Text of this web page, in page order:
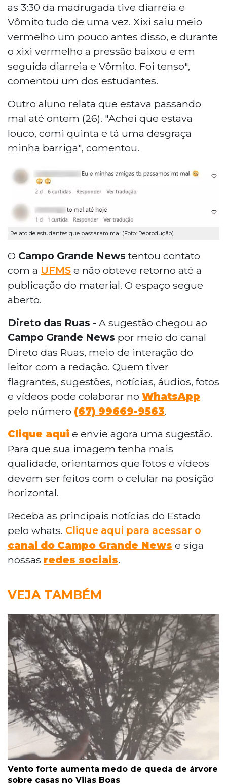
as 3:30 da madrugada tive diarreia e
Vômito tudo de uma vez. Xixi saiu meio
vermelho um pouco antes disso, e durante
o xixi vermelho a pressão baixou e em
seguida diarreia e Vômito. Foi tenso",
comentou um dos estudantes.
Outro aluno relata que estava passando
mal até ontem (26). "Achei que estava
louco, comi quinta e tá uma desgraça
minha barriga", comentou.
Relato de estudantes que passaram mal (Foto: Reprodução)
O Campo Grande News tentou contato
com a UFMS e não obteve retorno até a
publicação do material. O espaço segue
aberto.
Direto das Ruas - A sugestão chegou ao
Campo Grande News por meio do canal
Direto das Ruas, meio de interação do
leitor com a redação. Quem tiver
flagrantes, sugestões, notícias, áudios, fotos
e vídeos pode colaborar no WhatsApp
pelo número (67) 99669-9563.
Clique aqui e envie agora uma sugestão.
Para que sua imagem tenha mais
qualidade, orientamos que fotos e vídeos
devem ser feitos com o celular na posição
horizontal.
Receba as principais notícias do Estado
pelo whats. Clique aqui para acessar o
canal do Campo Grande News e siga
nossas redes sociais.
VEJA TAMBÉM
Vento forte aumenta medo de queda de árvore
sobre casas no Vilas Boas